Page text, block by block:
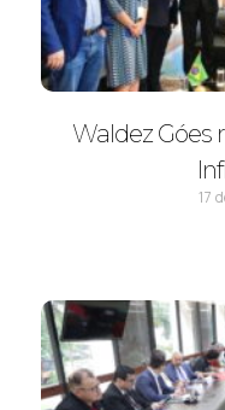
Waldez Góes
17